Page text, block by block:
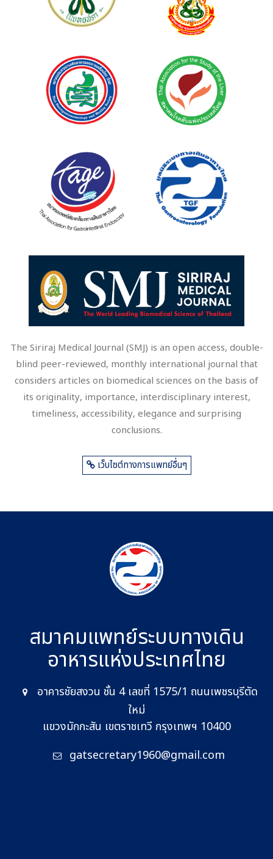
The Siriraj Medical Journal (SMJ) is an open access, double-
blind peer-reviewed, monthly international journal that
considers articles on biomedical sciences on the basis of
its originality, importance, interdisciplinary interest,
timeliness, accessibility, elegance and surprising
conclusions.
เว็บไซต์ทางการแพทย์อื่นๆ
สมาคมแพทย์ระบบทางเดิน
อาหารแห่งประเทศไทย
อาคารชัยสงวน ชั้น 4 เลขที่ 1575/1 ถนนเพชรบุรีตัด
ใหม่
แขวงมักกะสัน เขตราชเทวี กรุงเทพฯ 10400
gatsecretary1960@gmail.com